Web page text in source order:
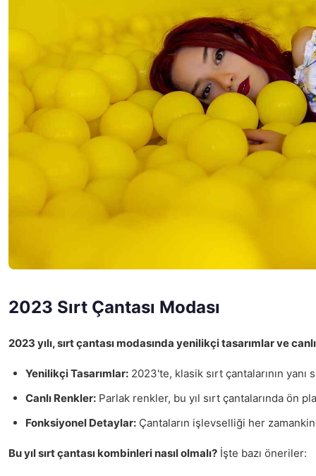
2023 Sırt Çantası Modası
2023 yılı, sırt çantası modasında yenilikçi tasarımlar ve
Yenilikçi Tasarımlar: 2023'te, klasik sırt çantalarının
Canlı Renkler: Parlak renkler, bu yıl sırt çantalarında ön
Fonksiyonel Detaylar: Çantaların işlevselliği her
Bu yıl sırt çantası kombinleri nasıl olmalı? İşte bazı öneriler: